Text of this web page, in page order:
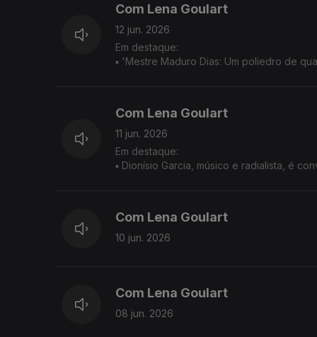
▪ Ecomuseu do Corvo convida a
trabalho da lã.
Com Lena Goulart
12 jun. 2026
Em destaque:
▪ 'Mestre Maduro Dias: Um poliedro de
▪ Clube Motard de Santa Maria Açores
energia do Rock com a riqueza sonora da
Com Lena Goulart
11 jun. 2026
Em destaque:
▪
sobre o concerto 'Sob um Céu a Sul'
Com Lena Goulart
10 jun. 2026
Com Lena Goulart
08 jun. 2026